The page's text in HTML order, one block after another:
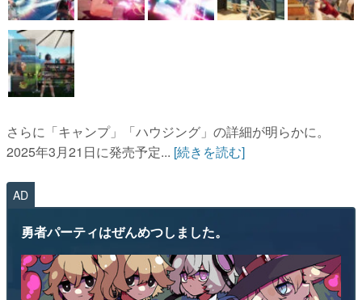
運営：株式会社マレ
さらに「キャンプ」「ハウジング」の詳細が明らかに。
2025年3月21日に発売予定... [続きを読む]
AD
勇者パーティはぜんめつしました。